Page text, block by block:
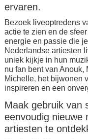
ervaren.
Bezoek liveoptredens
actie te zien en de
energie en passie die
Nederlandse artiesten
uniek kijkje in hun
nu fan bent van
Michelle, het bijwonen
inspireren en een
Maak gebruik van
eenvoudig nieuwe
artiesten te